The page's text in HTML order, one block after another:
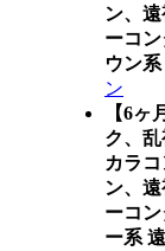
ン、
ーコ
ウン
ン
【6
ク、
カラ
ン、
ーコ
ー系